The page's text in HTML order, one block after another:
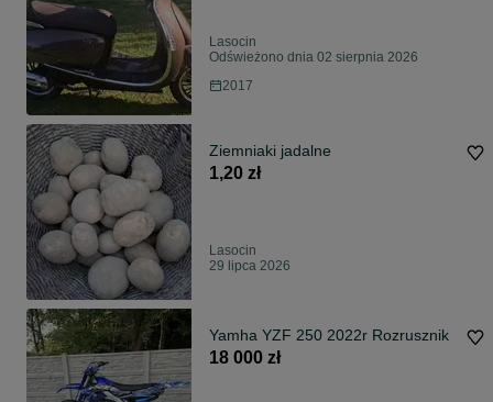
Lasocin
Odświeżono dnia 02 sierpnia 2026
2017
Ziemniaki jadalne
1,20 zł
Lasocin
29 lipca 2026
Yamha YZF 250 2022r Rozrusznik
18 000 zł